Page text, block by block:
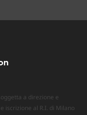
a direzione e
iscrizione al R.I. di Milano